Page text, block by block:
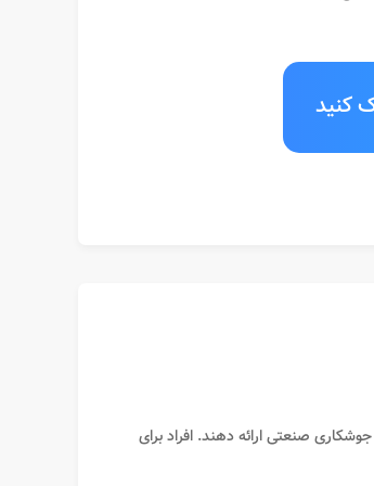
کنید
صنعتی ارائه دهند. افراد برای